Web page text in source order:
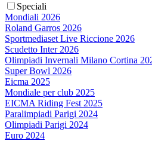
Speciali
Mondiali 2026
Roland Garros 2026
Sportmediaset Live Riccione 2026
Scudetto Inter 2026
Olimpiadi Invernali Milano Cortina
Super Bowl 2026
Eicma 2025
Mondiale per club 2025
EICMA Riding Fest 2025
Paralimpiadi Parigi 2024
Olimpiadi Parigi 2024
Euro 2024